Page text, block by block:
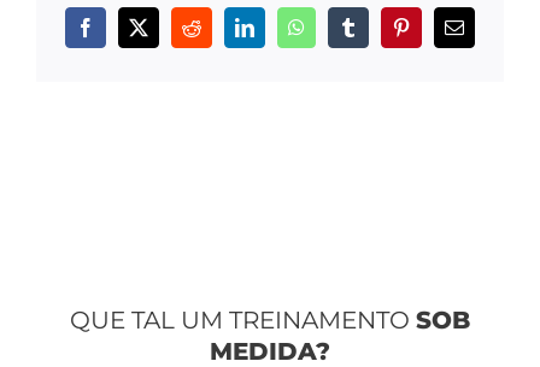
Facebook
X RedditLinkedInWhatsAppTumblrPinterest
E-
QUE TAL UM TREINAMENTO SOB
MEDIDA?